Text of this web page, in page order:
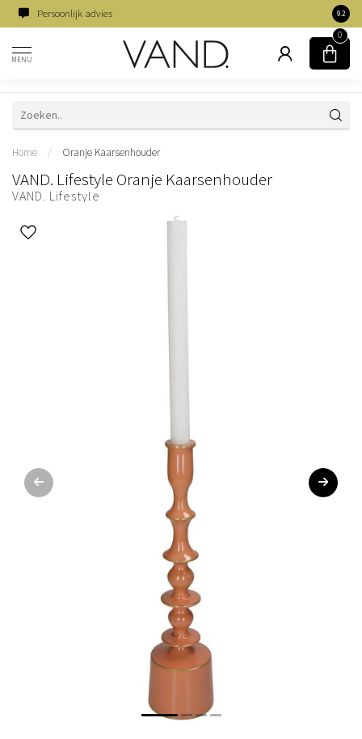
Persoonlijk advies 9.2
MENU
0
Home / Oranje Kaarsenhouder
VAND. Lifestyle Oranje Kaarsenhouder
VAND. Lifestyle